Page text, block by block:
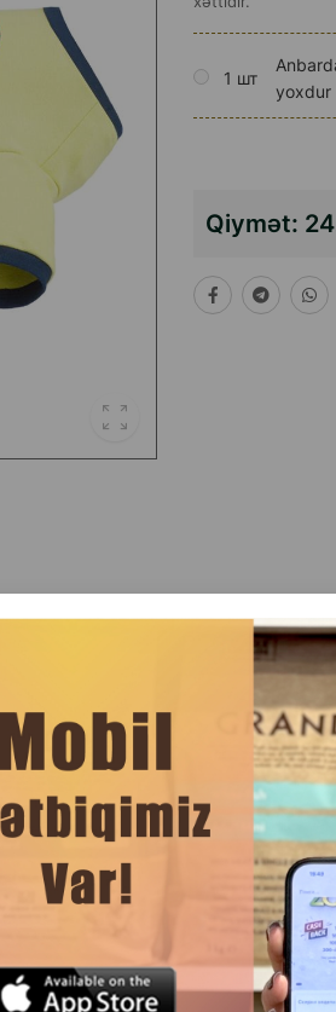
1 шт
yoxdur
Qiymət:
Ölçülər: Size 35 sm. g 35 sm. b
gündəlik yaz-yay geyim xəttidir.